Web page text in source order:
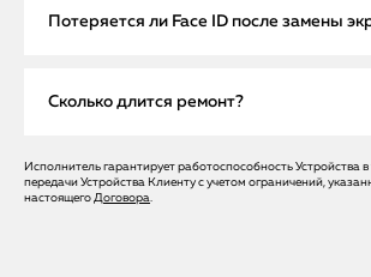
На iPhone 15 Pro Max дисплей идет как
Раздельная замена без потери качества и
Потеряется ли Face ID после замены
разборке, после чего он работает как
Сколько длится ремонт?
При наличии модуля — от 40 минут.
возможен в день обращения, при этом
Исполнитель гарантирует работоспособность Устройства
передачи Устройства Клиенту с учетом ограничений,
настоящего Договора.